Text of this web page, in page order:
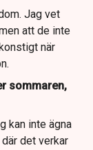
Jag vet
att de inte
när
sommaren,
kan inte ägna
det verkar